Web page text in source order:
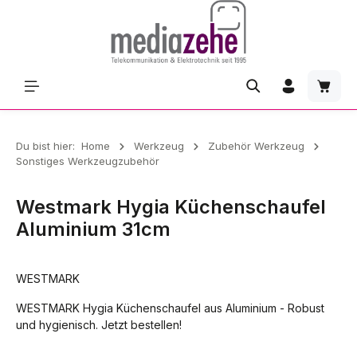
Du bist hier: Home Werkzeug
Zubehör Werkzeug
Sonstiges Werkzeugzubehör
Westmark Hygia Küchenschaufel
Aluminium 31cm
WESTMARK
WESTMARK Hygia Küchenschaufel aus Aluminium - Robust
und hygienisch. Jetzt bestellen!